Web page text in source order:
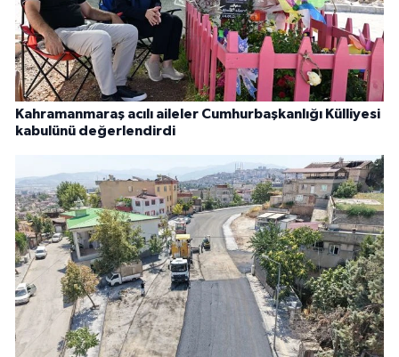
Kahramanmaraş acılı aileler Cumhurbaşkanlığı Külliyesi
kabulünü değerlendirdi